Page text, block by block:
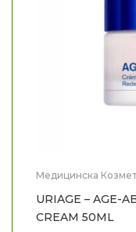
Медицинска
URIAGE – AGE-
CREAM 50ML